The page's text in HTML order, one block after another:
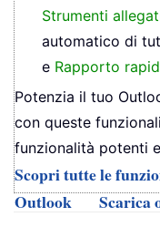
Strumenti
automatico di
e Rapporto
Potenzia il tuo
con queste
funzionalità potenti
Scopri tutte le
Outlook
Scarica